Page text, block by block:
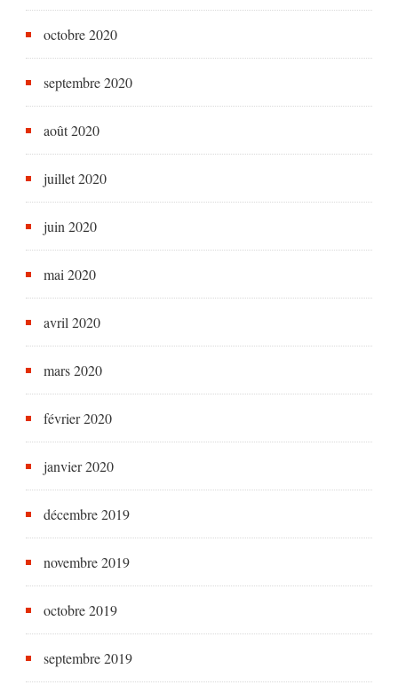
octobre 2020
septembre 2020
août 2020
juillet 2020
juin 2020
mai 2020
avril 2020
mars 2020
février 2020
janvier 2020
décembre 2019
novembre 2019
octobre 2019
septembre 2019